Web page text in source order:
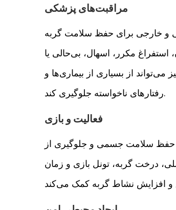
مراقبت‌های پزشکی
و خارجی برای حفظ سلامت گربه
مکرر، اسهال، بی‌حالی یا
از بسیاری از بیماری‌ها و
رفتارهای ناخواسته جلوگیری کند.
فعالیت و بازی
حفظ سلامت جسمی و جلوگیری از
درخت گربه، تونل بازی و زمان